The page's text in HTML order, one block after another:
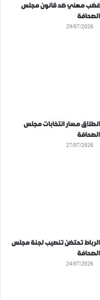
غضب مهني ضد قانون مجلس
الصحافة
29/07/2026
انطلاق مسار انتخابات مجلس
الصحافة
27/07/2026
الرباط تحتضن تنصيب لجنة مجلس
الصحافة
24/07/2026